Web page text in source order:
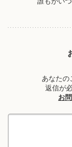
あなたの
返信が
お